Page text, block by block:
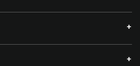
+
+